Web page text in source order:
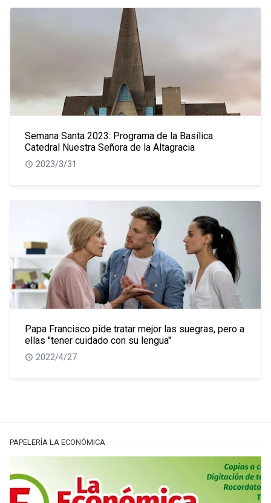
Semana Santa 2023: Programa de la Basílica
Catedral Nuestra Señora de la Altagracia
2023/3/31
Papa Francisco pide tratar mejor las suegras, pero a
ellas "tener cuidado con su lengua"
2022/4/27
PAPELERÍA LA ECONÓMICA